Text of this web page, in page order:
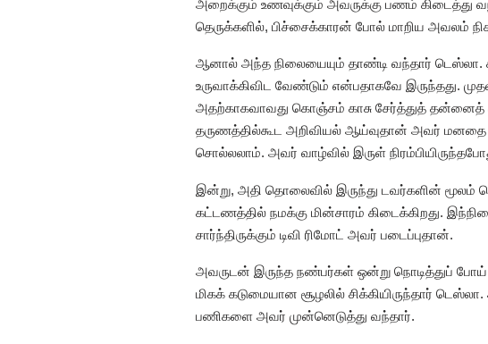
அறைக்கும் உணவுக்கும் அவருக்கு பணம் கிடைத்து
தெருக்களில், பிச்சைக்காரன் போல் மாறிய அவலம்
ஆனால் அந்த நிலையையும் தாண்டி வந்தார் டெஸ்லா.
உருவாக்கிவிட வேண்டும் என்பதாகவே இருந்தது.
அதற்காகவாவது கொஞ்சம் காசு சேர்த்துத்
தருணத்தில்கூட அறிவியல் ஆய்வுதான் அவர் மனதை
சொல்லலாம். அவர் வாழ்வில் இருள்
இன்று, அதி தொலைவில் இருந்து டவர்களின் மூலம்
கட்டணத்தில் நமக்கு மின்சாரம் கிடைக்கிறது.
சார்ந்திருக்கும் டிவி ரிமோட் அவர் படைப்புதான்.
அவருடன் இருந்த நண்பர்கள் ஒன்று நொடித்துப் போய்
மிகக் கடுமையான சூழலில் சிக்கியிருந்தார்
பணிகளை அவர் முன்னெடுத்து வந்தார்.